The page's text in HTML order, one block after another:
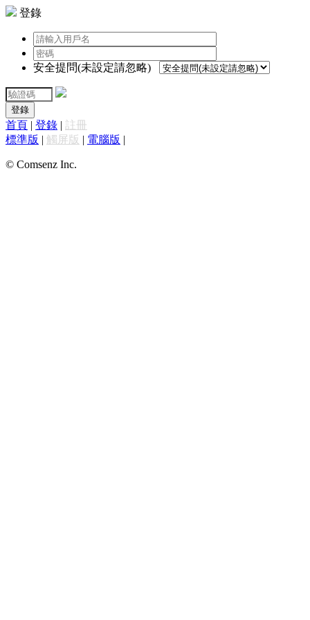
登錄
安全提問(未設定請忽略)
登錄
首頁 | 登錄 | 註冊
標準版 | 觸屏版 | 電腦版 |
© Comsenz Inc.